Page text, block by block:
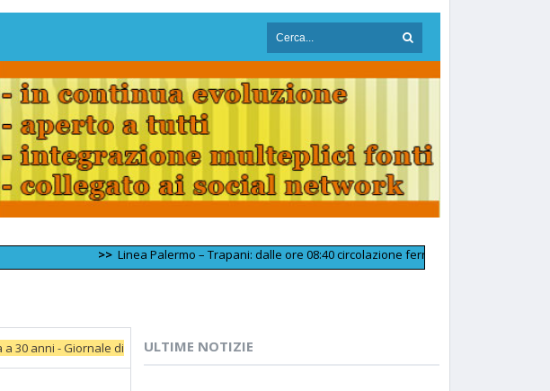
Linea Palermo – Trapani: dalle ore 08:40 circolazione ferroviaria tornata regolare in
30 anni - Giornale di ULTIME NOTIZIE